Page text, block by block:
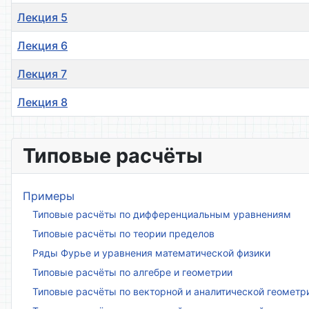
Материалы
Лекция 5
Лекция 6
Лекция 7
Лекция 8
Типовые расчёты
Примеры
Типовые расчёты по дифференциальным уравнениям
Типовые расчёты по теории пределов
Ряды Фурье и уравнения математической физики
Типовые расчёты по алгебре и геометрии
Типовые расчёты по векторной и аналитической